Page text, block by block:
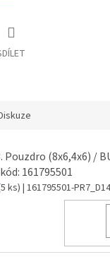
Pouzdro (8x6,4x6) /
161795501
ks) | 161795501-